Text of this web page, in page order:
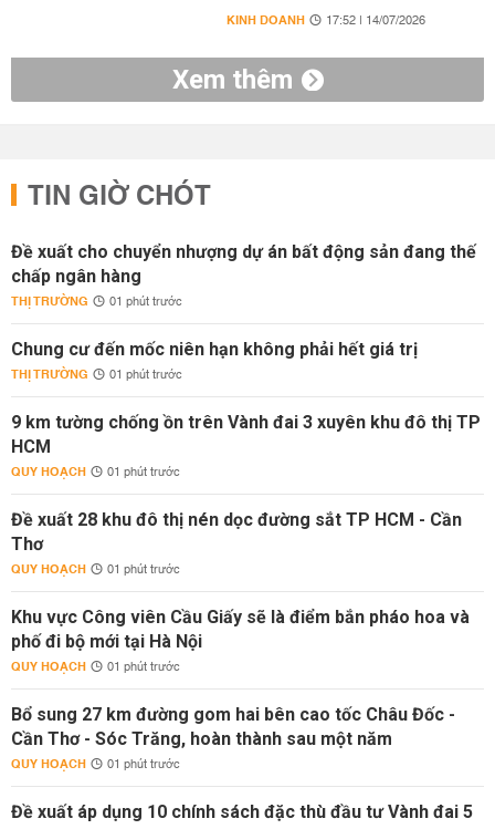
KINH DOANH 17:52 | 14/07/2026
Xem thêm
TIN GIỜ CHÓT
Đề xuất cho chuyển nhượng dự án bất động sản đang thế
chấp ngân hàng
THỊ TRƯỜNG 01 phút trước
Chung cư đến mốc niên hạn không phải hết giá trị
THỊ TRƯỜNG 01 phút trước
9 km tường chống ồn trên Vành đai 3 xuyên khu đô thị TP
HCM
QUY HOẠCH 01 phút trước
Đề xuất 28 khu đô thị nén dọc đường sắt TP HCM - Cần
Thơ
QUY HOẠCH 01 phút trước
Khu vực Công viên Cầu Giấy sẽ là điểm bắn pháo hoa và
phố đi bộ mới tại Hà Nội
QUY HOẠCH 01 phút trước
Bổ sung 27 km đường gom hai bên cao tốc Châu Đốc -
Cần Thơ - Sóc Trăng, hoàn thành sau một năm
QUY HOẠCH 01 phút trước
Đề xuất áp dụng 10 chính sách đặc thù đầu tư Vành đai 5